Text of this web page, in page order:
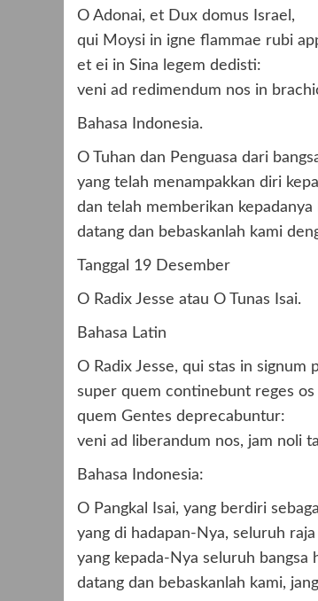
O Adonai, et Dux domus Israel,
qui Moysi in igne flammae rubi
et ei in Sina legem dedisti:
veni ad redimendum nos in
Bahasa Indonesia.
O Tuhan dan Penguasa dari
yang telah menampakkan diri
dan telah memberikan kepadanya
datang dan bebaskanlah kami
Tanggal 19 Desember
O Radix Jesse atau O Tunas Isai.
Bahasa Latin
O Radix Jesse, qui stas in signum
super quem continebunt reges os
quem Gentes deprecabuntur:
veni ad liberandum nos, jam noli
Bahasa Indonesia:
O Pangkal Isai, yang berdiri
yang di hadapan-Nya, seluruh
yang kepada-Nya seluruh bangsa
datang dan bebaskanlah kami,